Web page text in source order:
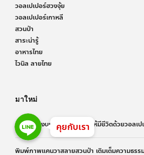
วอลเปเปอร์ฮวงจุ้ย
วอลเปเปอร์เกาหลี
สวนป่า
สาระน่ารู้
อาหารไทย
ไวนิล ลายไทย
มาใหม่
เปลี่ยนห้องบรรยากาศแข็งๆ ให้มีชีวิตด้วยวอลเ
พิมพ์ภาพแคนวาสลายสวนป่า เติมเต็มความธรร
Line
Line
Line
คุยกับเรา